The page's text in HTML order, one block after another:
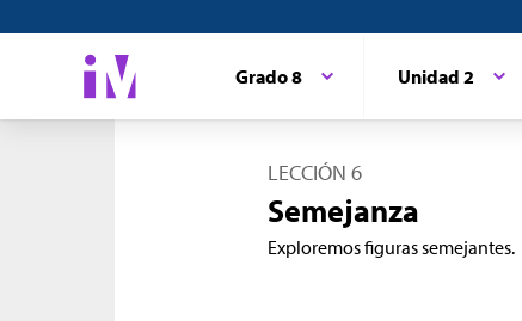
Grado 8 Unidad 2
LECCIÓN 6
Semejanza
Exploremos figuras semejantes.